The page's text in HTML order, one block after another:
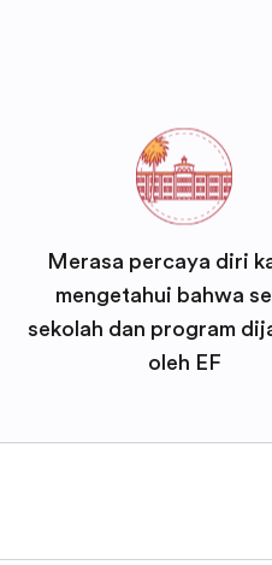
Merasa percaya diri
mengetahui bahwa
sekolah dan program
oleh EF